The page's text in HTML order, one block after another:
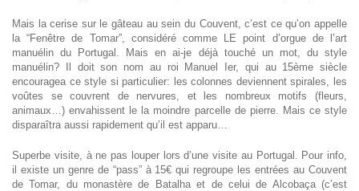
Mais la cerise sur le gâteau au sein du Couvent, c’est ce qu’on appelle
la “Fenêtre de Tomar”, considéré comme LE point d’orgue de l’art
manuélin du Portugal. Mais en ai-je déjà touché un mot, du style
manuélin? Il doit son nom au roi Manuel Ier, qui au 15ème siècle
encouragea ce style si particulier: les colonnes deviennent spirales, les
voûtes se couvrent de nervures, et les nombreux motifs (fleurs,
animaux…) envahissent le la moindre parcelle de pierre. Mais ce style
disparaîtra aussi rapidement qu’il est apparu…
Superbe visite, à ne pas louper lors d’une visite au Portugal. Pour info,
il existe un genre de “pass” à 15€ qui regroupe les entrées au Couvent
de Tomar, du monastère de Batalha et de celui de Alcobaça (c’est